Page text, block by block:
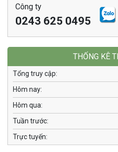
Công ty
0243 625 0495
THỐNG KÊ
Tổng truy cập:
Hôm nay:
Hôm qua:
Tuần trước:
Trực tuyến: